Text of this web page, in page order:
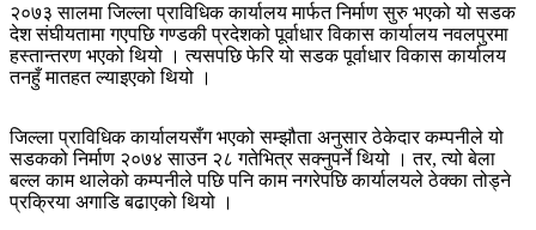
२०७३ सालमा जिल्ला प्राविधिक कार्यालय मार्फत निर्माण सुरु भएको यो सडक
देश संघीयतामा गएपछि गण्डकी प्रदेशको पूर्वाधार विकास कार्यालय नवलपुरमा
हस्तान्तरण भएको थियो । त्यसपछि फेरि यो सडक पूर्वाधार विकास कार्यालय
तनहुँ मातहत ल्याइएको थियो ।
जिल्ला प्राविधिक कार्यालयसँग भएको सम्झौता अनुसार ठेकेदार कम्पनीले यो
सडकको निर्माण २०७४ साउन २८ गतेभित्र सक्नुपर्ने थियो । तर, त्यो बेला
बल्ल काम थालेको कम्पनीले पछि पनि काम नगरेपछि कार्यालयले ठेक्का तोड्ने
प्रक्रिया अगाडि बढाएको थियो ।